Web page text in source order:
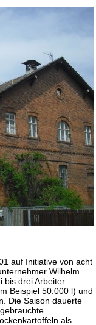
auf Initiative von acht
Wilhelm
bis drei Arbeiter
Beispiel 50.000 l) und
Die Saison dauerte
als